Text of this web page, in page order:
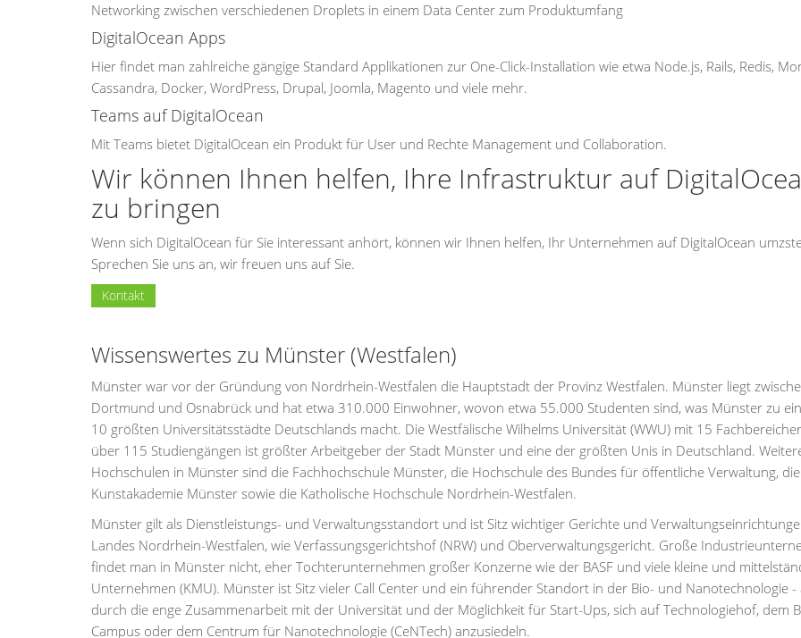
Networking zwischen verschiedenen Droplets in einem Data Center zum Produktumfang
DigitalOcean Apps
Hier findet man zahlreiche gängige Standard Applikationen zur One-Click-Installation wie etwa Node.js, Rails, Redis,
Cassandra, Docker, WordPress, Drupal, Joomla, Magento und viele mehr.
Teams auf DigitalOcean
Mit Teams bietet DigitalOcean ein Produkt für User und Rechte Management und Collaboration.
Wir können Ihnen helfen, Ihre Infrastruktur auf
zu bringen
Wenn sich DigitalOcean für Sie interessant anhört, können wir Ihnen helfen, Ihr Unternehmen auf DigitalOcean
Sprechen Sie uns an, wir freuen uns auf Sie.
Kontakt
Wissenswertes zu Münster (Westfalen)
Münster war vor der Gründung von Nordrhein-Westfalen die Hauptstadt der Provinz Westfalen. Münster liegt
Dortmund und Osnabrück und hat etwa 310.000 Einwohner, wovon etwa 55.000 Studenten sind, was Münster zu
10 größten Universitätsstädte Deutschlands macht. Die Westfälische Wilhelms Universität (WWU) mit 15
über 115 Studiengängen ist größter Arbeitgeber der Stadt Münster und eine der größten Unis in Deutschland.
Hochschulen in Münster sind die Fachhochschule Münster, die Hochschule des Bundes für öffentliche Verwaltung, die
Kunstakademie Münster sowie die Katholische Hochschule Nordrhein-Westfalen.
Münster gilt als Dienstleistungs- und Verwaltungsstandort und ist Sitz wichtiger Gerichte und
Landes Nordrhein-Westfalen, wie Verfassungsgerichtshof (NRW) und Oberverwaltungsgericht. Große
findet man in Münster nicht, eher Tochterunternehmen großer Konzerne wie der BASF und viele kleine und
Unternehmen (KMU). Münster ist Sitz vieler Call Center und ein führender Standort in der Bio- und Nanotechnologie -
durch die enge Zusammenarbeit mit der Universität und der Möglichkeit für Start-Ups, sich auf Technologiehof, dem
Campus oder dem Centrum für Nanotechnologie (CeNTech) anzusiedeln.